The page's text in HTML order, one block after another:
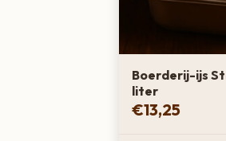
Boerderij-ijs
liter
€13,25